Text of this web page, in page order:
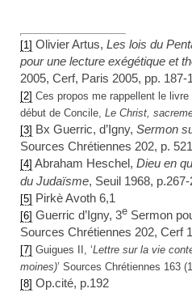
[1] Olivier Artus, Les lois du
pour une lecture exégétique et
2005, Cerf, Paris 2005, pp. 187-
[2] Ces propos me rappellent le
début de Concile, Le Christ,
[3] Bx Guerric, d’Igny, Sermon
Sources Chrétiennes 202, p.
[4] Abraham Heschel, Dieu en
du Judaïsme, Seuil 1968,
[5] Pirkè Avoth 6,1
[6] Guerric d’Igny, 3e Sermon
Sources Chrétiennes 202, Cerf
[7] Guigues II, ‘Lettre sur la vie
moines)’ Sources Chrétiennes 163
[8] Op.cité, p.192